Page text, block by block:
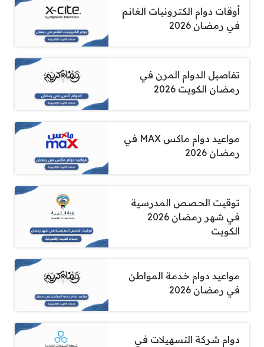
أوقات دوام الكترونيات الغانم
في رمضان 2026
تفاصيل الدوام المرن في
رمضان الكويت 2026
مواعيد دوام ماكس MAX في
رمضان 2026
توقيت الحصص المدرسية
في شهر رمضان 2026
الكويت
مواعيد دوام خدمة المواطن
في رمضان 2026
دوام شركة التسهيلات في